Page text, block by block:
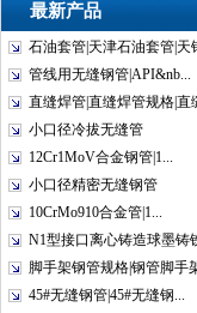
最新产品
石油套管|天津石油套管|天
管线用无缝钢管|API&nb...
直缝焊管|直缝焊管规格|直
小口径冷拔无缝管
12Cr1MoV合金钢管|1...
小口径精密无缝钢管
10CrMo910合金管|1...
N1型接口离心铸造球墨铸
脚手架钢管规格|钢管脚手
45#无缝钢管|45#无缝钢...